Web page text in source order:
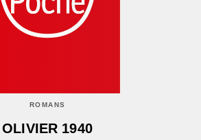
ROMANS
OLIVIER 1940